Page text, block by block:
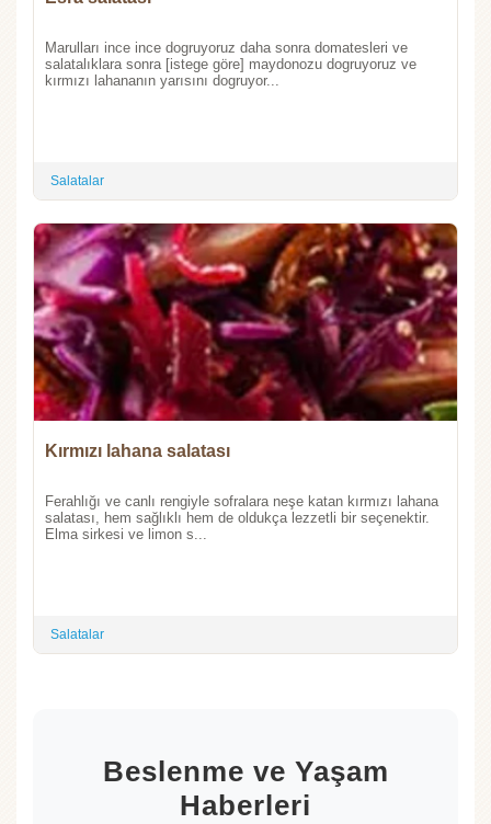
Marulları ince ince dogruyoruz daha sonra domatesleri ve
salatalıklara sonra [istege göre] maydonozu dogruyoruz ve
kırmızı lahananın yarısını dogruyor...
Salatalar
Kırmızı lahana salatası
Ferahlığı ve canlı rengiyle sofralara neşe katan kırmızı lahana
salatası, hem sağlıklı hem de oldukça lezzetli bir seçenektir.
Elma sirkesi ve limon s...
Salatalar
Beslenme ve Yaşam
Haberleri